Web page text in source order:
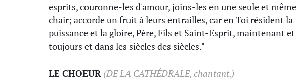
esprits, couronne-les d'amour, joins-les en une seule et même
chair; accorde un fruit à leurs entrailles, car en Toi résident la
puissance et la gloire, Père, Fils et Saint-Esprit, maintenant et
toujours et dans les siècles des siècles."
LE CHOEUR (DE LA CATHÉDRALE, chantant.)